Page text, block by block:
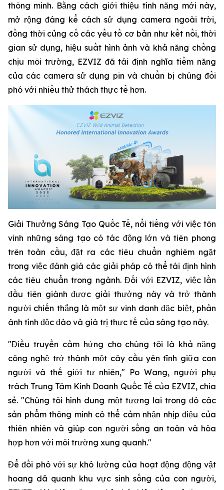
thông minh. Bằng cách giới thiệu tính năng mới này,
mở rộng đáng kể cách sử dụng camera ngoài trời,
đồng thời củng cố các yếu tố cơ bản như kết nối, thời
gian sử dụng, hiệu suất hình ảnh và khả năng chống
chịu môi trường, EZVIZ đã tái định nghĩa tiềm năng
của các camera sử dụng pin và chuẩn bị chúng đối
phó với nhiều thử thách thực tế hơn.
Giải Thưởng Sáng Tạo Quốc Tế, nổi tiếng với việc tôn
vinh những sáng tạo có tác động lớn và tiên phong
trên toàn cầu, đặt ra các tiêu chuẩn nghiêm ngặt
trong việc đánh giá các giải pháp có thể tái định hình
các tiêu chuẩn trong ngành. Đối với EZVIZ, việc lần
đầu tiên giành được giải thưởng này và trở thành
người chiến thắng là một sự vinh danh đặc biệt, phản
ánh tính độc đáo và giá trị thực tế của sáng tạo này.
"Điều truyền cảm hứng cho chúng tôi là khả năng
công nghệ trở thành một cây cầu yên tĩnh giữa con
người và thế giới tự nhiên," Po Wang, người phụ
trách Trung Tâm Kinh Doanh Quốc Tế của EZVIZ, chia
sẻ. "Chúng tôi hình dung một tương lai trong đó các
sản phẩm thông minh có thể cảm nhận nhịp điệu của
thiên nhiên và giúp con người sống an toàn và hòa
hợp hơn với môi trường xung quanh."
Để đối phó với sự khó lường của hoạt động động vật
hoang dã quanh khu vực sinh sống của con người,